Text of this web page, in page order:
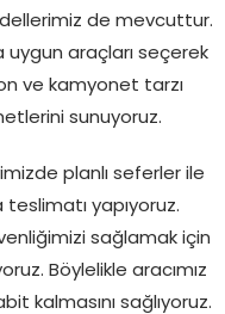
de mevcuttur.
uygun araçları seçerek
ve kamyonet tarzı
sunuyoruz.
planlı seferler ile
yapıyoruz.
sağlamak için
Böylelikle aracımız
kalmasını sağlıyoruz.